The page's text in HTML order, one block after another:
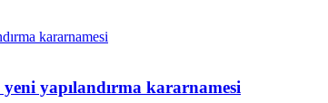
yapılandırma kararnamesi